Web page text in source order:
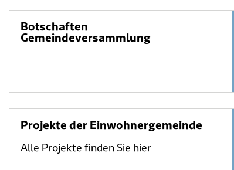
Botschaften
Gemeindeversammlung
Projekte der Einwohnergemeinde
Alle Projekte finden Sie hier